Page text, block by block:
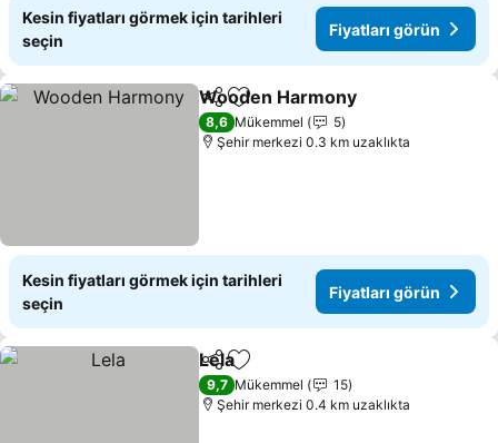
Kesin fiyatları görmek için tarihleri
seçin
Fiyatları görün
PaylaşFavorilerime ekle
Wooden Harmony
8,6 Mükemmel
5
Şehir merkezi 0.3 km uzaklıkta
Kesin fiyatları görmek için tarihleri
seçin
Fiyatları görün
PaylaşFavorilerime ekle
Lela
9,7 Mükemmel
15
Şehir merkezi 0.4 km uzaklıkta